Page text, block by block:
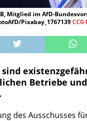
Mitglied im AfD-
Pixabay_1767139
sind
Betriebe
des Ausschusses